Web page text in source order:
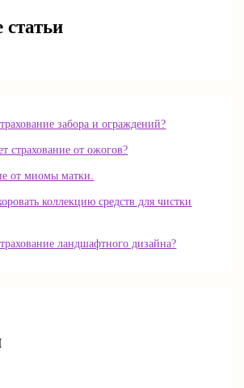
статьи
забора и ограждений?
страхование от ожогов?
от миомы матки.
коллекцию средств для чистки
ландшафтного дизайна?